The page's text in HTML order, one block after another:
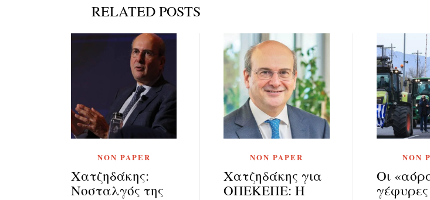
RELATED POSTS
NON PAPER
Χατζηδάκης:
Νοσταλγός της
NON PAPER
Χατζηδάκης για
ΟΠΕΚΕΠΕ: Η
NON
Οι